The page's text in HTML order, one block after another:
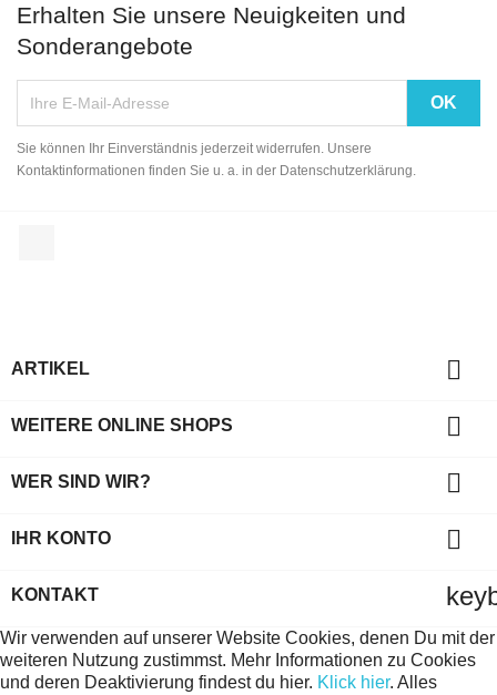
Erhalten Sie unsere Neuigkeiten und
Sonderangebote
Sie können Ihr Einverständnis jederzeit widerrufen. Unsere
Kontaktinformationen finden Sie u. a. in der Datenschutzerklärung.
ARTIKEL 
WEITERE ONLINE SHOPS 
WER SIND WIR? 
IHR KONTO 
KONTAKT
Wir verwenden auf unserer Website Cookies, denen Du mit der
weiteren Nutzung zustimmst. Mehr Informationen zu Cookies
und deren Deaktivierung findest du hier. Klick hier. Alles